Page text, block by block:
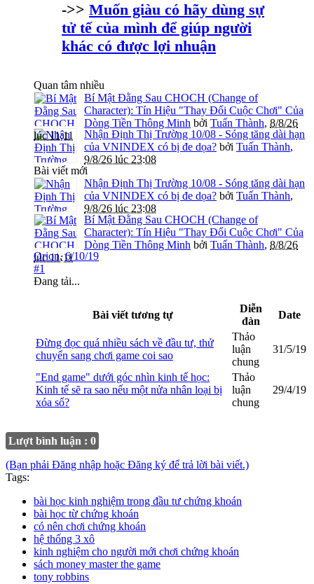
->> Muốn giàu có hãy dùng sự
tử tế của mình để giúp người
khác có được lợi nhuận
Quan tâm nhiều
Bí Mật Đằng Sau CHOCH (Change of
Character): Tín Hiệu "Thay Đổi Cuộc Chơi" Của
Dòng Tiền Thông Minh bởi Tuấn Thành, 8/8/26
lúc 11:11
Nhận Định Thị Trường 10/08 - Sóng tăng dài hạn
của VNINDEX có bị đe dọa? bởi Tuấn Thành,
9/8/26 lúc 23:08
Bài viết mới
Nhận Định Thị Trường 10/08 - Sóng tăng dài hạn
của VNINDEX có bị đe dọa? bởi Tuấn Thành,
9/8/26 lúc 23:08
Bí Mật Đằng Sau CHOCH (Change of
Character): Tín Hiệu "Thay Đổi Cuộc Chơi" Của
Dòng Tiền Thông Minh bởi Tuấn Thành, 8/8/26
lúc 11:11
Orion,6/10/19
#1
Đang tải...
Bài viết tương tự
Diễn
đàn
Date
Đừng đọc quá nhiều sách về đầu tư, thử
chuyển sang chơi game coi sao
Thảo
luận
chung
31/5/19
"End game" dưới góc nhìn kinh tế học:
Kinh tế sẽ ra sao nếu một nửa nhân loại bị
xóa sổ?
Thảo
luận
chung
29/4/19
Lượt bình luận : 0
(Bạn phải Đăng nhập hoặc Đăng ký để trả lời bài viết.)
Tags:
bài học kinh nghiệm trong đầu tư chứng khoán
bài học từ chứng khoán
có nên chơi chứng khoán
hệ thống 3 xô
kinh nghiệm cho người mới chơi chứng khoán
sách money master the game
tony robbins